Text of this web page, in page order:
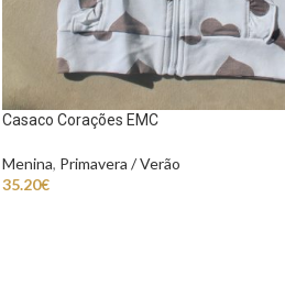
Casaco Corações EMC
Menina, Primavera / Verão
35.20€